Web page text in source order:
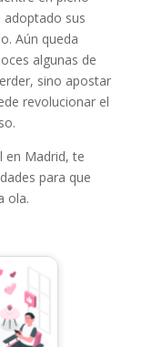
adoptado sus
Aún queda
algunas de
sino apostar
revolucionar el
en Madrid, te
para que
ola.